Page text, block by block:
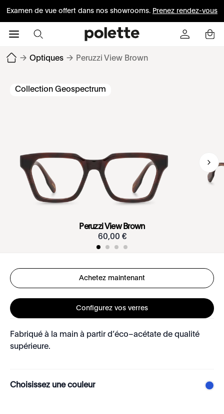
Examen de vue offert dans nos showrooms. Prenez rendez-vous
→ Optiques → Peruzzi View Brown
Collection Geospectrum
Peruzzi View Brown
60,00 €
Achetez maintenant
Configurez vos verres
Fabriqué à la main à partir d’éco–acétate de qualité
supérieure.
Choisissez une couleur